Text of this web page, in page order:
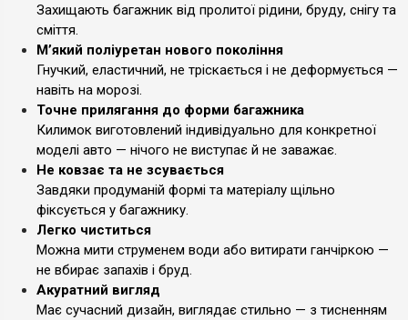
Захищають багажник від пролитої рідини, бруду, снігу та
сміття.
М’який поліуретан нового покоління
Гнучкий, еластичний, не тріскається і не деформується —
навіть на морозі.
Точне прилягання до форми багажника
Килимок виготовлений індивідуально для конкретної
моделі авто — нічого не виступає й не заважає.
Не ковзає та не зсувається
Завдяки продуманій формі та матеріалу щільно
фіксується у багажнику.
Легко чиститься
Можна мити струменем води або витирати ганчіркою —
не вбирає запахів і бруд.
Акуратний вигляд
Має сучасний дизайн, виглядає стильно — з тисненням